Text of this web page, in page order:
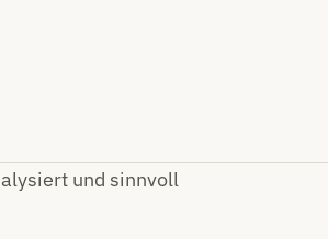
und sinnvoll